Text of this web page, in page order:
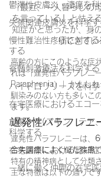
鬱滞性皮膚炎・潰瘍を
失禁関連皮膚炎を科学
慢性難治性疼痛に対す
する
脊髄刺激療法を科学する
ハイドロリリースを科
在宅医療におけるエコ
創傷ケア(スキン テア
科学する
在宅医療における認知症
一緒に働く仲間の在宅
「最近、一人暮らしの
を言っている』と怯え
知症かと思ったが、身
りできて
高齢の方にこのような症
れは「遅発性パラフレニ
Paraphrenia）」かもし
馴染みのない方も多いこ
ます。
遅発性パラフレニ
遅発性パラフレニーは、
合失調症によく似た疾患
特有の精神病として分類
主な特徴は以下の通りで